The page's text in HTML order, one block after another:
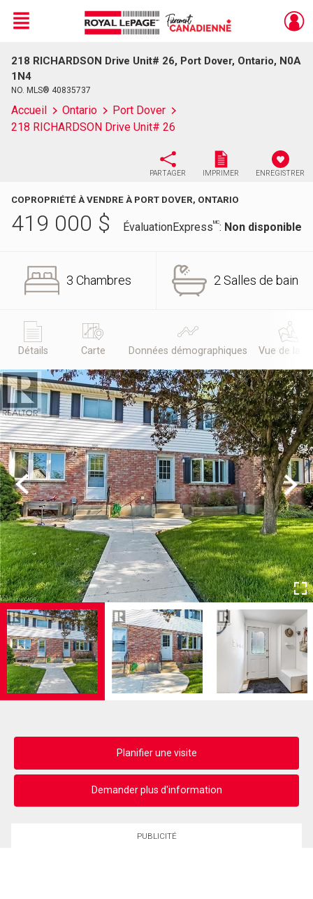
Live
En Direct
Menu
218 RICHARDSON Drive Unit# 26, Port Dover, Ontario, N0A
1N4
NO. MLS® 40835737
Accueil Ontario
Port Dover
218 RICHARDSON Drive Unit# 26
PARTAGER IMPRIMER ENREGISTRER
COPROPRIÉTÉ À VENDRE À PORT DOVER, ONTARIO
419 000 $ ÉvaluationExpressMC: Non disponible
3 Chambres 2 Salles de bain
Détails Carte Données démographiques Vue de la
Previous Next
Planifier une visite
Demander plus d'information
PUBLICITÉ